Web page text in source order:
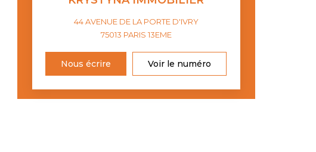
44 AVENUE DE LA PORTE D'IVRY
75013 PARIS 13EME
Nous écrire Voir le numéro